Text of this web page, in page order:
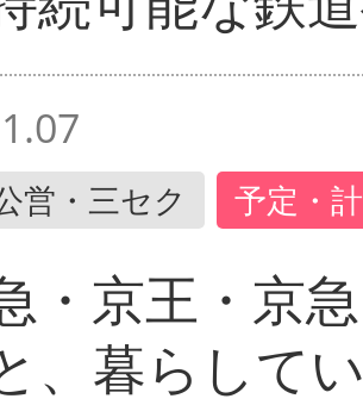
営・三セク 予定・
・京王・京
、暮らして